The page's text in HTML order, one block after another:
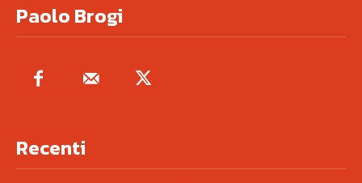
Paolo Brogi
Recenti